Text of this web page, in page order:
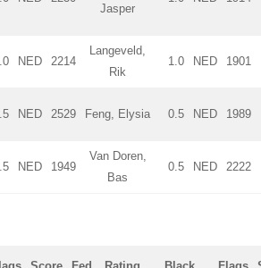
Jasper
NED 2214
Langeveld,
Rik
1.0 NED 1901
NED 2529 Feng, Elysia 0.5 NED 1989
NED 1949
Van Doren,
Bas
0.5 NED 2222